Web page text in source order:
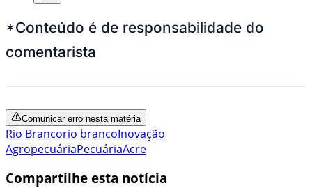
*Conteúdo é de responsabilidade do
comentarista
Comunicar erro nesta matéria
Rio Brancorio brancoInovação
AgropecuáriaPecuáriaAcre
Compartilhe esta notícia